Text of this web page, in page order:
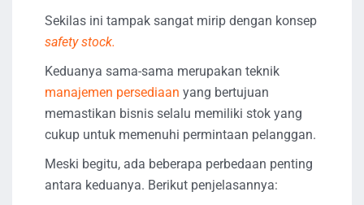
Sekilas ini tampak sangat mirip dengan konsep
safety stock.
Keduanya sama-sama merupakan teknik
manajemen persediaan yang bertujuan
memastikan bisnis selalu memiliki stok yang
cukup untuk memenuhi permintaan pelanggan.
Meski begitu, ada beberapa perbedaan penting
antara keduanya. Berikut penjelasannya: